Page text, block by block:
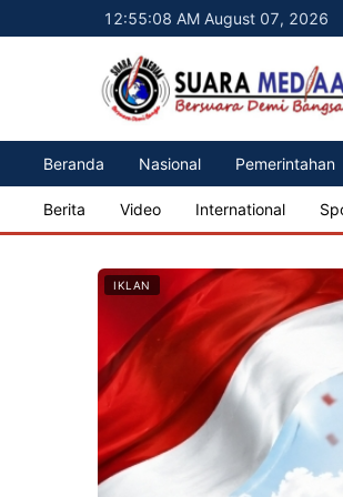
12:55:09 AM August 07, 2026
Beranda Nasional Pemerintahan
Berita Video International
IKLAN